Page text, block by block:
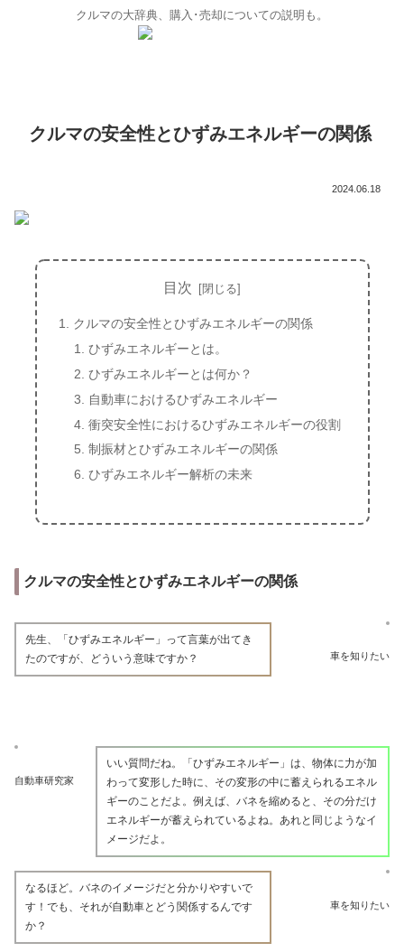
クルマの大辞典、購入･売却についての説明も。
クルマの安全性とひずみエネルギーの関係
2024.06.18
目次
クルマの安全性とひずみエネルギーの関係
ひずみエネルギーとは。
ひずみエネルギーとは何か？
自動車におけるひずみエネルギー
衝突安全性におけるひずみエネルギーの役割
制振材とひずみエネルギーの関係
ひずみエネルギー解析の未来
クルマの安全性とひずみエネルギーの関係
車を知りたい
先生、「ひずみエネルギー」って言葉が出てき
たのですが、どういう意味ですか？
自動車研究家
いい質問だね。「ひずみエネルギー」は、物体に力が加
わって変形した時に、その変形の中に蓄えられるエネル
ギーのことだよ。例えば、バネを縮めると、その分だけ
エネルギーが蓄えられているよね。あれと同じようなイ
メージだよ。
車を知りたい
なるほど。バネのイメージだと分かりやすいで
す！でも、それが自動車とどう関係するんです
か？